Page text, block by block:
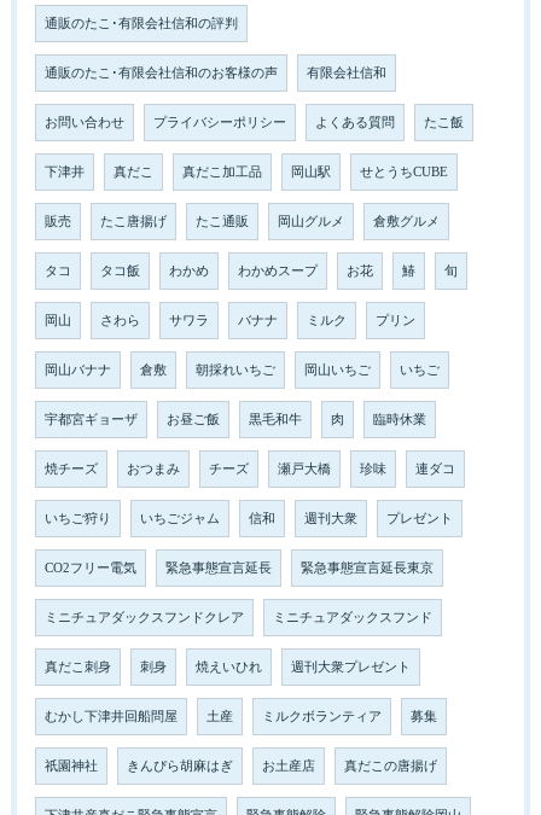
通販のたこ･有限会社信和の評判
通販のたこ･有限会社信和のお客様の声 有限会社信和
お問い合わせ プライバシーポリシー よくある質問 たこ飯
下津井 真だこ 真だこ加工品 岡山駅 せとうちCUBE
販売 たこ唐揚げ たこ通販 岡山グルメ 倉敷グルメ
タコ タコ飯 わかめ わかめスープ お花 鰆 旬
岡山 さわら サワラ バナナ ミルク プリン
岡山バナナ 倉敷 朝採れいちご 岡山いちご いちご
宇都宮ギョーザ お昼ご飯 黒毛和牛 肉 臨時休業
焼チーズ おつまみ チーズ 瀬戸大橋 珍味 連ダコ
いちご狩り いちごジャム 信和 週刊大衆 プレゼント
CO2フリー電気 緊急事態宣言延長 緊急事態宣言延長東京
ミニチュアダックスフンドクレア ミニチュアダックスフンド
真だこ刺身 刺身 焼えいひれ 週刊大衆プレゼント
むかし下津井回船問屋 土産 ミルクボランティア 募集
祇園神社 きんぴら胡麻はぎ お土産店 真だこの唐揚げ